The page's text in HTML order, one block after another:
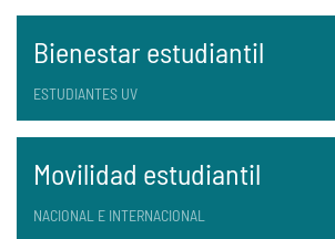
Bienestar estudiantil
ESTUDIANTES UV
Movilidad estudiantil
NACIONAL E INTERNACIONAL